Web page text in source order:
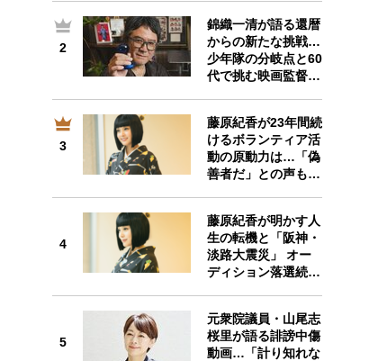
2
錦織一清が語る還暦
からの新たな挑戦…
少年隊の分岐点と60
代で挑む映画監督…
3
藤原紀香が23年間続
けるボランティア活
動の原動力は…「偽
善者だ」との声も…
4
藤原紀香が明かす人
生の転機と「阪神・
淡路大震災」 オー
ディション落選続…
5
元衆院議員・山尾志
桜里が語る誹謗中傷
動画…「計り知れな